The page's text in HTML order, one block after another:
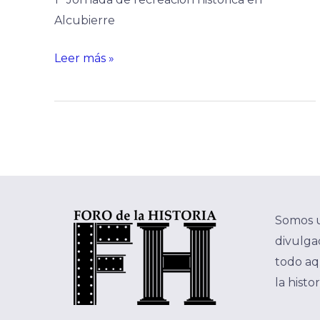
Alcubierre
Leer más »
Somos
todo
la